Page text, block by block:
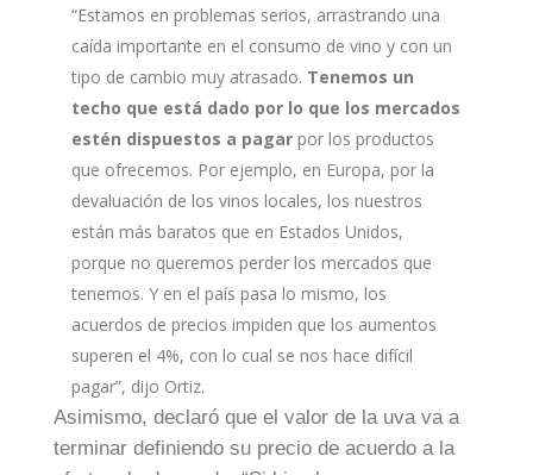
“Estamos en problemas serios, arrastrando una
caída importante en el consumo de vino y con un
tipo de cambio muy atrasado. Tenemos un
techo que está dado por lo que los mercados
estén dispuestos a pagar por los productos
que ofrecemos. Por ejemplo, en Europa, por la
devaluación de los vinos locales, los nuestros
están más baratos que en Estados Unidos,
porque no queremos perder los mercados que
tenemos. Y en el país pasa lo mismo, los
acuerdos de precios impiden que los aumentos
superen el 4%, con lo cual se nos hace difícil
pagar”, dijo Ortiz.
Asimismo, declaró que el valor de la uva va a
terminar definiendo su precio de acuerdo a la